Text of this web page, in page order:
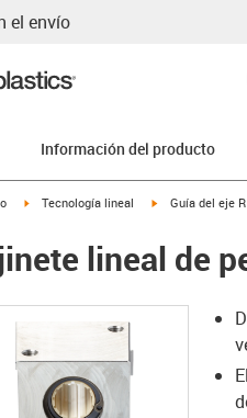
el envío
Información del producto
arrow-right
igus-icon-arrow-right
Tecnología lineal igus-icon-
Guía del eje R
lineal de